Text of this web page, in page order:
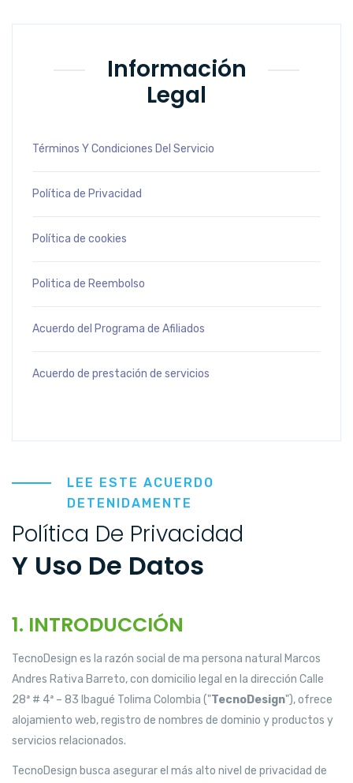
Información
Legal
Términos Y Condiciones Del Servicio
Política de Privacidad
Política de cookies
Politica de Reembolso
Acuerdo del Programa de Afiliados
Acuerdo de prestación de servicios
LEE ESTE ACUERDO
DETENIDAMENTE
Política De Privacidad
Y Uso De Datos
1. INTRODUCCIÓN
TecnoDesign es la razón social de ma persona natural Marcos
Andres Rativa Barreto, con domicilio legal en la dirección Calle
28ª # 4ª – 83 Ibagué Tolima Colombia ("TecnoDesign"), ofrece
alojamiento web, registro de nombres de dominio y productos y
servicios relacionados.
TecnoDesign busca asegurar el más alto nivel de privacidad de